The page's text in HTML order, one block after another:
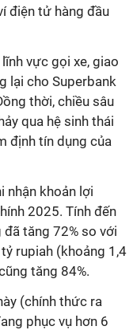
điện tử hàng đầu
vực gọi xe, giao
lại cho Superbank
thời, chiều sâu
qua hệ sinh thái
định tín dụng của
nhận khoản lợi
2025. Tính đến
tăng 72% so với
rupiah (khoảng 1,4
tăng 84%.
(chính thức ra
phục vụ hơn 6